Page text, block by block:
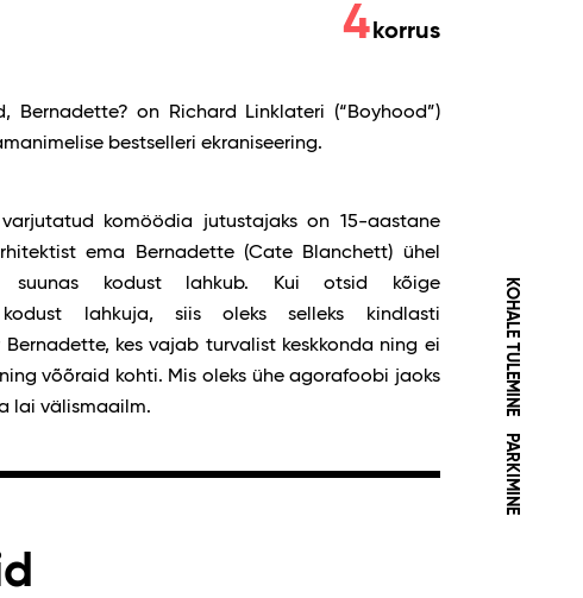
KOHALE TULEMINE
PARKIMINE
4korrus
Bernadette? on Richard Linklateri (“Boyhood”)
bestselleri ekraniseering.
komöödia jutustajaks on 15-aastane
ema Bernadette (Cate Blanchett) ühel
suunas kodust lahkub. Kui otsid kõige
kodust lahkuja, siis oleks selleks kindlasti
kes vajab turvalist keskkonda ning ei
võõraid kohti. Mis oleks ühe agorafoobi jaoks
lai välismaailm.